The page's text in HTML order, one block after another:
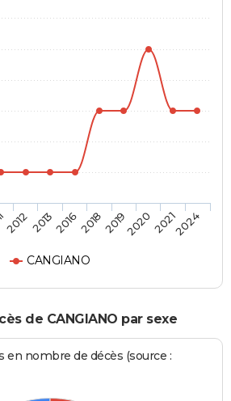
CANGIANO
20122013201620182019202020212024
de CANGIANO par sexe
en nombre de décès (source :